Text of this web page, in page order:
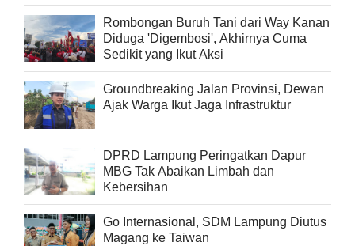
Rombongan Buruh Tani dari Way Kanan
Diduga 'Digembosi', Akhirnya Cuma
Sedikit yang Ikut Aksi
Groundbreaking Jalan Provinsi, Dewan
Ajak Warga Ikut Jaga Infrastruktur
DPRD Lampung Peringatkan Dapur
MBG Tak Abaikan Limbah dan
Kebersihan
Go Internasional, SDM Lampung Diutus
Magang ke Taiwan